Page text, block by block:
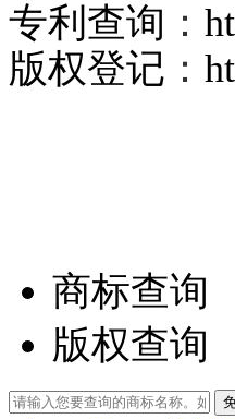
专利查询 ：
版权登记 ：
商标查询
版权查询